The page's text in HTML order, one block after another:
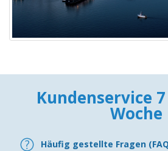
Kundenservice
Woche
Häufig gestellte Fragen